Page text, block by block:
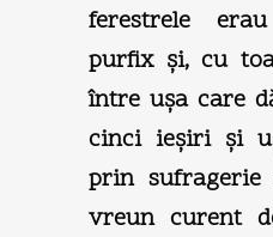
ferestrele
purfix şi, cu
între uşa care
cinci ieşiri şi
prin
vreun curent